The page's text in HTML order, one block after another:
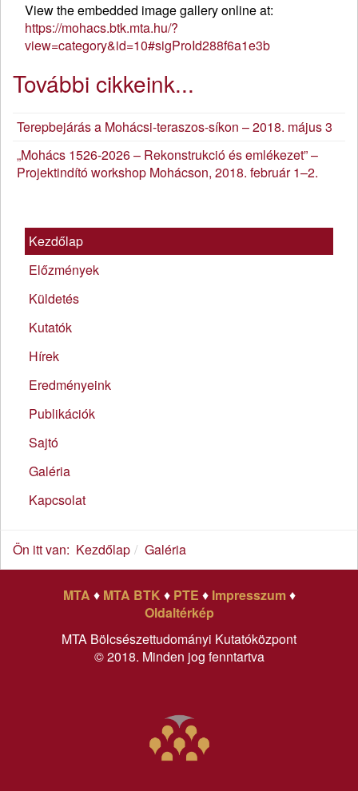
View the embedded image gallery online at:
https://mohacs.btk.mta.hu/?
view=category&id=10#sigProId288f6a1e3b
További cikkeink...
Terepbejárás a Mohácsi-teraszos-síkon – 2018. május 3
„Mohács 1526-2026 – Rekonstrukció és emlékezet” –
Projektindító workshop Mohácson, 2018. február 1–2.
Kezdőlap
Előzmények
Küldetés
Kutatók
Hírek
Eredményeink
Publikációk
Sajtó
Galéria
Kapcsolat
Ön itt van: Kezdőlap Galéria
MTA ♦ MTA BTK ♦ PTE ♦ Impresszum♦
Oldaltérkép
MTA Bölcsészettudományi Kutatóközpont
© 2018. Minden jog fenntartva